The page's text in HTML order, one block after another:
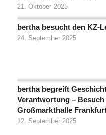
21. Oktober 2025
bertha besucht den KZ-
24. September 2025
bertha begreift
Verantwortung –
Großmarkthalle
12. September 2025